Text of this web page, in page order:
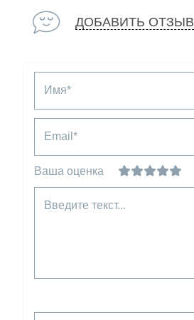
ДОБАВИТЬ ОТЗЫВ
Имя*
Email*
Ваша оценка
Введите текст...